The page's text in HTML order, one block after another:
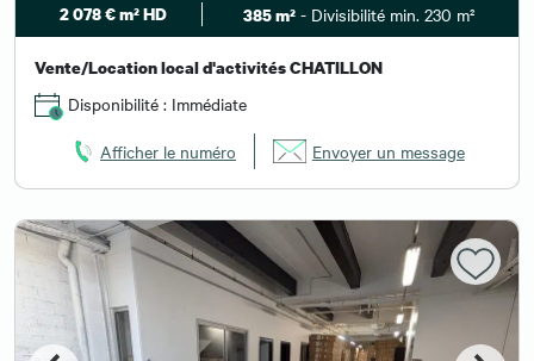
2 078 € m² HD 385 m² - Divisibilité min. 230 m²
Vente/Location local d'activités CHATILLON
Disponibilité : Immédiate
Afficher le numéro Envoyer un message